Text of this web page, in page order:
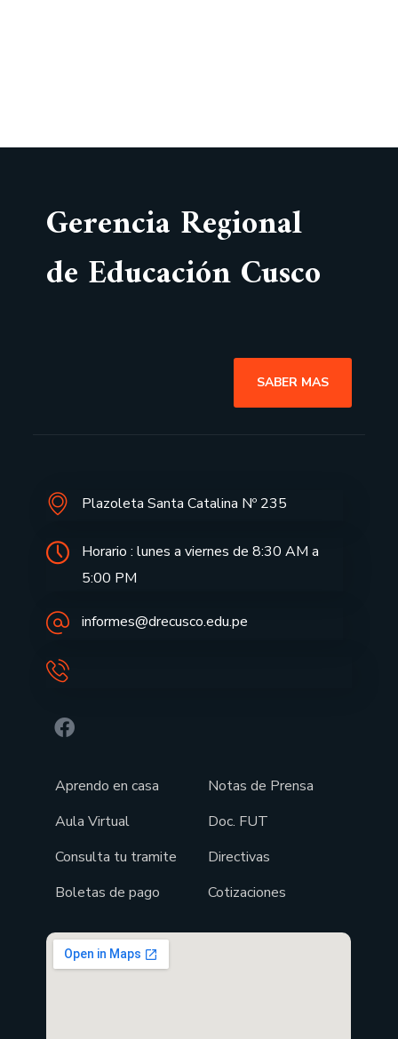
Gerencia Regional
de Educación Cusco
SABER MAS
Plazoleta Santa Catalina Nº 235
Horario : lunes a viernes de 8:30 AM a
5:00 PM
informes@drecusco.edu.pe
Aprendo en casa
Aula Virtual
Consulta tu tramite
Boletas de pago
Notas de Prensa
Doc. FUT
Directivas
Cotizaciones